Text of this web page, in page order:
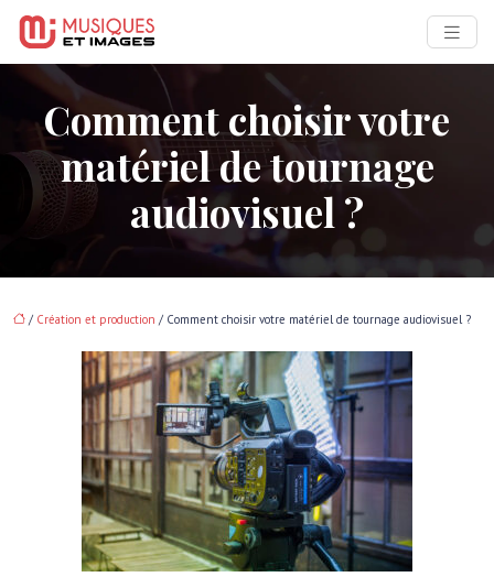
Comment choisir votre
matériel de tournage
audiovisuel ?
/ Création et production / Comment choisir votre matériel de tournage audiovisuel ?